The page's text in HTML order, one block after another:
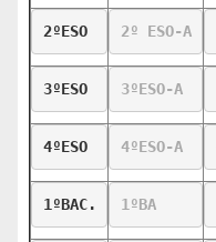
2ºESO 2º ESO-A
3ºESO 3ºESO-A
4ºESO 4ºESO-A
1ºBAC. 1ºBA